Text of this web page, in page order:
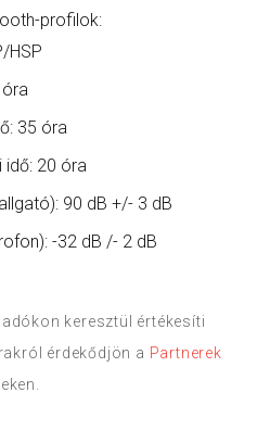
profilok:
HSP
35 óra
idő: 20 óra
90 dB +/- 3 dB
-32 dB /- 2 dB
keresztül értékesíti
érdekődjön a Partnerek